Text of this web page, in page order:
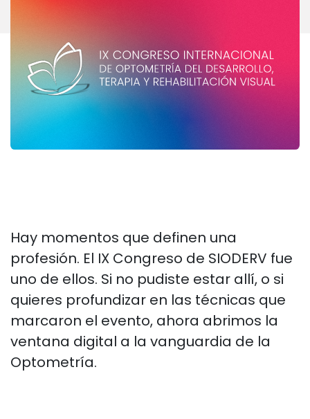
Hay momentos que definen una
profesión. El IX Congreso de SIODERV fue
uno de ellos. Si no pudiste estar allí, o si
quieres profundizar en las técnicas que
marcaron el evento, ahora abrimos la
ventana digital a la vanguardia de la
Optometría.